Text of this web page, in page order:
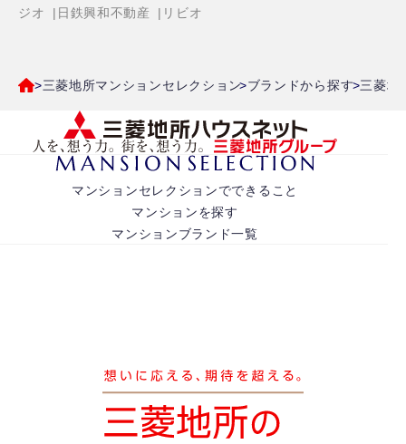
ジオ
日鉄興和不動産 リビオ
三菱地所マンションセレクション ブランドから探す 三菱地
マンションセレクションでできること
マンションを探す
マンションブランド一覧